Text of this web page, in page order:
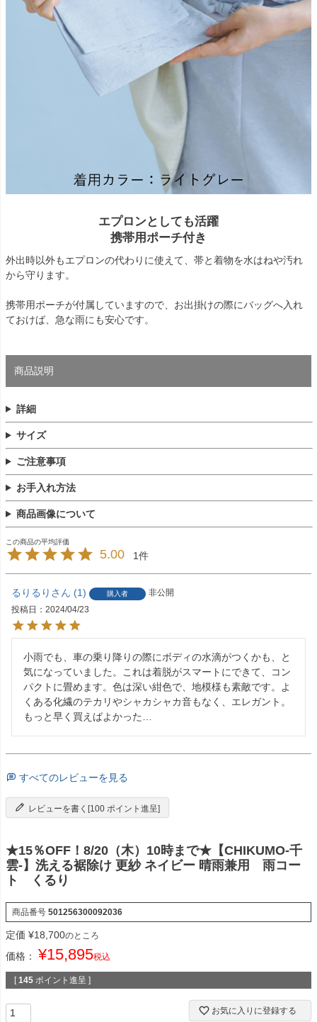
エプロンとしても活躍
携帯用ポーチ付き
外出時以外もエプロンの代わりに使えて、帯と着物を水はねや汚れ
から守ります。
携帯用ポーチが付属していますので、お出掛けの際にバッグへ入れ
ておけば、急な雨にも安心です。
商品説明
詳細
サイズ
ご注意事項
お手入れ方法
商品画像について
5.00 1
るりるり 1 購入者
非公開
投稿日
2024/04/23
小雨でも、車の乗り降りの際にボディの水滴がつくかも、と
気になっていました。これは着脱がスマートにできて、コン
パクトに畳めます。色は深い紺色で、地模様も素敵です。よ
くある化繊のテカリやシャカシャカ音もなく、エレガント。
もっと早く買えばよかった…
すべてのレビューを見る
レビューを書く[100 ポイント進呈]
★15％OFF！8/20（木）10時まで★【CHIKUMO-千
雲-】洗える裾除け 更紗 ネイビー 晴雨兼用 雨コー
ト くるり
商品番号 501256300092036
定価 ¥18,700のところ
価格： ¥15,895税込
[ 145 ポイント進呈 ]
お気に入りに登録する